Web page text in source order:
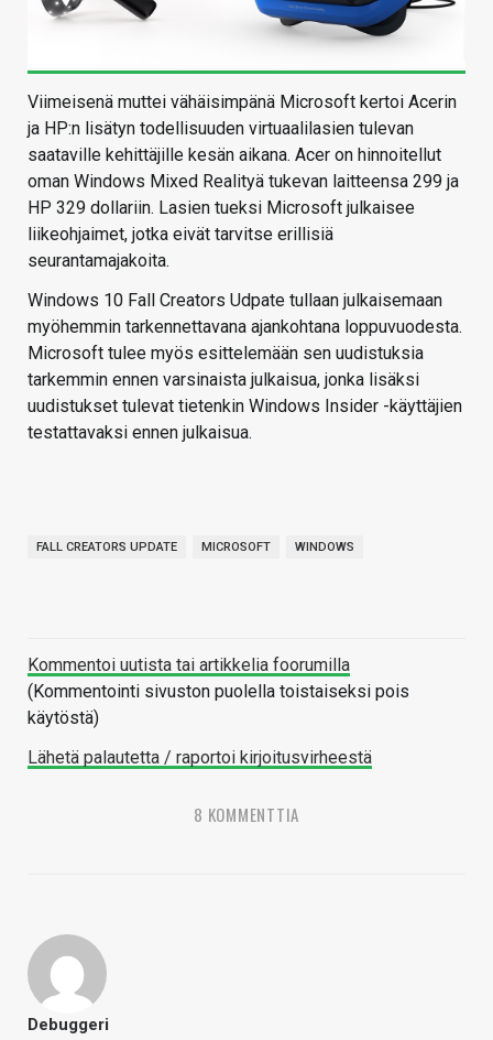
Viimeisenä muttei vähäisimpänä Microsoft kertoi Acerin
ja HP:n lisätyn todellisuuden virtuaalilasien tulevan
saataville kehittäjille kesän aikana. Acer on hinnoitellut
oman Windows Mixed Realityä tukevan laitteensa 299 ja
HP 329 dollariin. Lasien tueksi Microsoft julkaisee
liikeohjaimet, jotka eivät tarvitse erillisiä
seurantamajakoita.
Windows 10 Fall Creators Udpate tullaan julkaisemaan
myöhemmin tarkennettavana ajankohtana loppuvuodesta.
Microsoft tulee myös esittelemään sen uudistuksia
tarkemmin ennen varsinaista julkaisua, jonka lisäksi
uudistukset tulevat tietenkin Windows Insider -käyttäjien
testattavaksi ennen julkaisua.
FALL CREATORS UPDATE MICROSOFT WINDOWS
Kommentoi uutista tai artikkelia foorumilla
(Kommentointi sivuston puolella toistaiseksi pois
käytöstä)
Lähetä palautetta / raportoi kirjoitusvirheestä
8 KOMMENTTIA
Debuggeri